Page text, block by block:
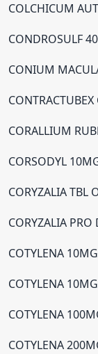
COLCHICUM
CONDROSULF
CONIUM
CORALLIUM
CORSODYL
CORYZALIA TBL
CORYZALIA
COTYLENA
COTYLENA
COTYLENA
COTYLENA